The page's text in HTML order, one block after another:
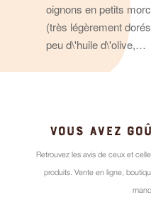
oignons en petits
(très légèrement
peu d\'huile d\'olive,…
VOUS AVEZ
Retrouvez les avis de ceux et
produits. Vente en ligne,